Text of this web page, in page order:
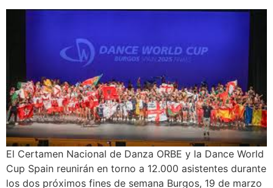
El Certamen Nacional de Danza ORBE y la Dance World
Cup Spain reunirán en torno a 12.000 asistentes durante
los dos próximos fines de semana Burgos, 19 de marzo